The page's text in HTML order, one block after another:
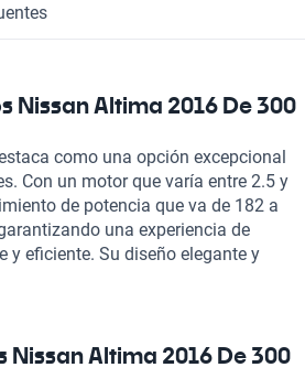
Nissan Altima 2016 De 300
como una opción excepcional
Con un motor que varía entre 2.5 y
de potencia que va de 182 a
una experiencia de
y eficiente. Su diseño elegante y
estética, sino que también incluye
para albergar hasta cinco
familias o aquellos que buscan un
Altima 2016 De 300